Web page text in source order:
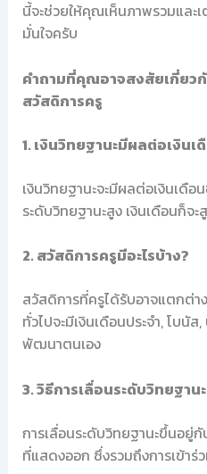
นี้จะช่วยให้คุณเห็นภาพรวมและ
มั่นใจครับ
คำถามที่คุณอาจสงสัยเกี่ยว
สวัสดิการครู
1. เงินวิทยฐานะมีผลต่อเงินเ
เงินวิทยฐานะจะมีผลต่อเงินเดื
ระดับวิทยฐานะสูง เงินเดือนก็จ
2. สวัสดิการครูมีอะไรบ้าง?
สวัสดิการที่ครูได้รับอาจแตกต่
ทั่วไปจะมีเงินเดือนประจำ, โบนั
พัฒนาตนเอง
3. วิธีการเลื่อนระดับวิทยฐาน
การเลื่อนระดับวิทยฐานะขึ้นอยู่
ที่แสดงออก ซึ่งรวมถึงการเข้าร่